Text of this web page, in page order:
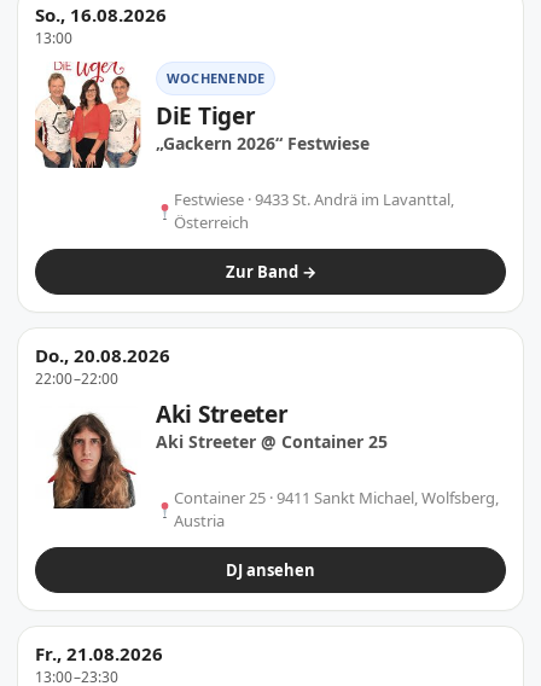
So., 16.08.2026
13:00
WOCHENENDE
DiE Tiger
„Gackern 2026“ Festwiese
Festwiese · 9433 St. Andrä im Lavanttal,
Österreich
Zur Band →
Do., 20.08.2026
22:00–22:00
Aki Streeter
Aki Streeter @ Container 25
Container 25 · 9411 Sankt Michael, Wolfsberg,
Austria
DJ ansehen
Fr., 21.08.2026
13:00–23:30